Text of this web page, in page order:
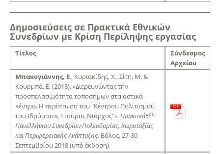
Δημοσιεύσεις σε Πρακτικά Εθνικών
Συνεδρίων με Κρίση Περίληψης εργασίας
Τίτλος
Σύνδεσμος
Αρχείου
Μπακογιάννης, Ε., Κυριακίδης, Χ., Σίτη, Μ. &
Κουρμπά, Ε. (2018). «Διερευνώντας την
προσπελασιμότητα τοποσήμων στα αστικά
κέντρα. Η περίπτωση του "Κέντρου Πολιτισμού
του Ιδρύματος Σταύρος Νιάρχος"».Πρακτικά5ου
Πανελλήνιου Συνεδρίου Πολεοδομίας, Χωροταξίας
και Περιφερειακής Ανάπτυξης, Βόλος, 27-30
Σεπτεμβρίου 2018 (υπό έκδοση).